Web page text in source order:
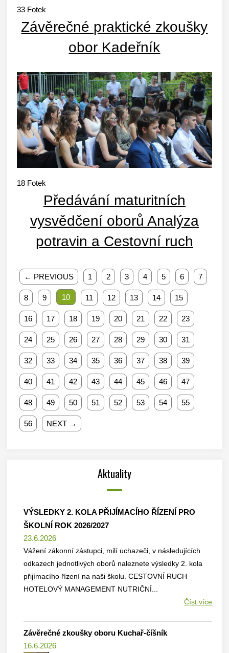
33 Fotek
Závěrečné praktické zkoušky
obor Kadeřník
18 Fotek
Předávání maturitních
vysvědčení oborů Analýza
potravin a Cestovní ruch
← PREVIOUS 1 2 3 4 5 6 7
8 9 10 11 12 13 14 15
16 17 18 19 20 21 22 23
24 25 26 27 28 29 30 31
32 33 34 35 36 37 38 39
40 41 42 43 44 45 46 47
48 49 50 51 52 53 54 55
56 NEXT →
Aktuality
VÝSLEDKY 2. KOLA PŘIJÍMACÍHO ŘÍZENÍ PRO
ŠKOLNÍ ROK 2026/2027
23.6.2026
Vážení zákonní zástupci, milí uchazeči, v následujících
odkazech jednotlivých oborů naleznete výsledky 2. kola
přijímacího řízení na naši školu. CESTOVNÍ RUCH
HOTELOVÝ MANAGEMENT NUTRIČNÍ...
Číst více
Závěrečné zkoušky oboru Kuchař-číšník
16.6.2026